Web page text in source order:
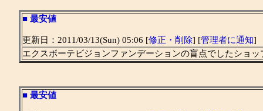
■ 最安値
更新日：2011/03/13(Sun) 05:06 [修正・削除] [管理者に通知]
エクスボーテビジョンファンデーションの盲点でしたショ
■ 最安値